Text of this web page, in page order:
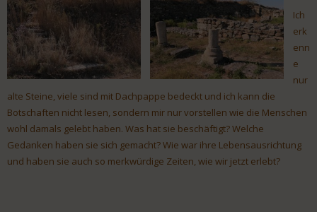
Ich
erk
enn
e
nur
alte Steine, viele sind mit Dachpappe bedeckt und ich kann die
Botschaften nicht lesen, sondern mir nur vorstellen wie die Menschen
wohl damals gelebt haben. Was hat sie beschäftigt? Welche
Gedanken haben sie sich gemacht? Wie war ihre Lebensausrichtung
und haben sie auch so merkwürdige Zeiten, wie wir jetzt erlebt?